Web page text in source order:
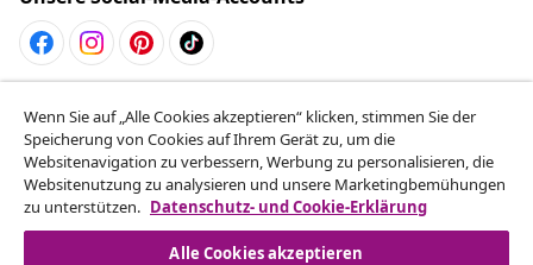
Vom Vertrag zurücktreten
Reiche einen Widerrufsantrag für deine Bestellung
ein.
Vom Vertrag zurücktreten
Wenn Sie auf „Alle Cookies akzeptieren“ klicken, stimmen Sie der
Speicherung von Cookies auf Ihrem Gerät zu, um die
Websitenavigation zu verbessern, Werbung zu personalisieren, die
Websitenutzung zu analysieren und unsere Marketingbemühungen
zu unterstützen. Datenschutz- und Cookie-Erklärung
Alle Cookies akzeptieren